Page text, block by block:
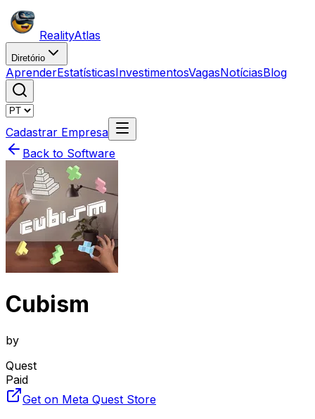
RealityAtlas
Diretório
AprenderEstatísticasInvestimentosVagasNotíciasBlog
Cadastrar Empresa
Back to Software
Cubism
by
Quest
Paid
Get on Meta Quest Store